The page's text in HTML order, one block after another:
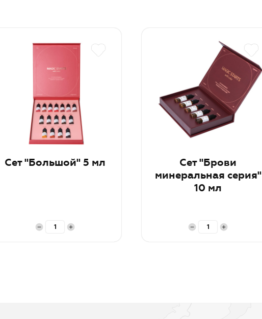
Сет "Большой" 5 мл
Сет "Брови
минеральная серия"
10 мл